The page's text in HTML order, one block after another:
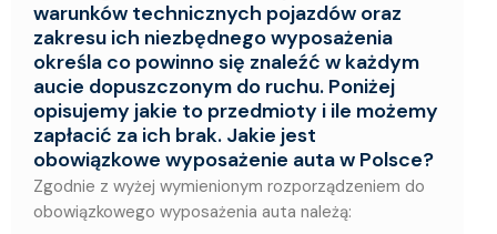
warunków technicznych pojazdów oraz
zakresu ich niezbędnego wyposażenia
określa co powinno się znaleźć w każdym
aucie dopuszczonym do ruchu. Poniżej
opisujemy jakie to przedmioty i ile możemy
zapłacić za ich brak. Jakie jest
obowiązkowe wyposażenie auta w Polsce?
Zgodnie z wyżej wymienionym rozporządzeniem do
obowiązkowego wyposażenia auta należą: